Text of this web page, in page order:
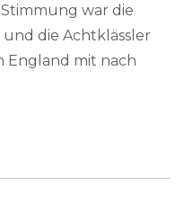
war die
die Achtklässler
England mit nach